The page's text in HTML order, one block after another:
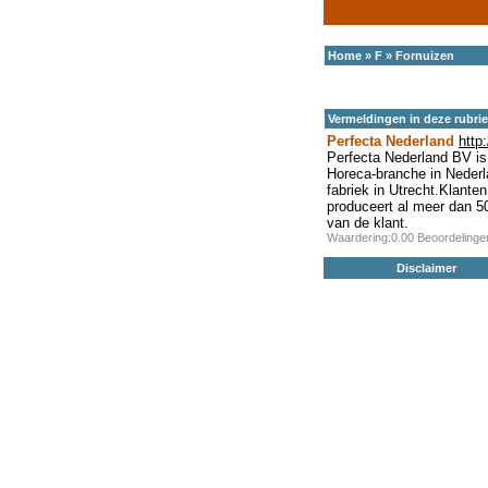
Home » F » Fornuizen
Vermeldingen in deze
Perfecta Nederland
Perfecta Nederland BV
Horeca-branche in
fabriek in
produceert al meer dan
van de klant.
Waardering:0.00
Disclaimer